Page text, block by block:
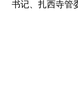
书记、扎西寺管